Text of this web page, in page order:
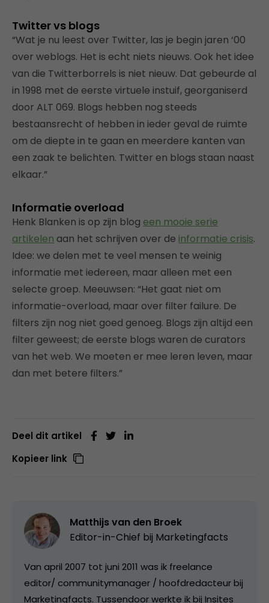
Twitter vs blogs
“Wat je nu leest over Twitter, las je begin jaren ‘00
over weblogs. Het is echt niets nieuws. Ook het idee
van die Twitterborrels is niet nieuw. Dat gebeurde al
in 1998 met de eerste virtuele instuif, georganiserd
door ALT 069. Blogs hebben nog steeds
bestaansrecht of hebben in ieder geval de ruimte
om de diepte in te gaan en meerdere kanten van
een zaak te belichten. Twitter en blogs staan naast
elkaar.”
Informatie overload
Henk Blanken is op zijn blog een mooie serie
artikelen aan het schrijven over de informatie crisis.
Idee: we delen met te veel mensen te weinig
informatie met iedereen, maar alleen met een
selecte groep. Meeuwsen: “Het gaat niet om
informatie-overload, maar over filter failure. De
filters zijn nog niet goed genoeg. Blogs zijn altijd een
filter geweest; de eerste blogs waren de curators
van het web. We moeten er mee leren leven, maar
dan met betere filters.”
Deel dit artikel
Kopieer link
Matthijs van den Broek
Editor-in-Chief bij Marketingfacts
Van april 2007 tot juni 2011 was ik freelance
editor/ communitymanager / hoofdredacteur bij
Marketingfacts. Tussendoor werkte ik bij Insites